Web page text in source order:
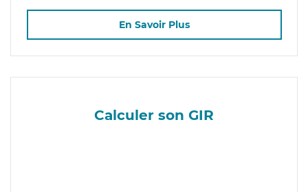
En Savoir Plus
Calculer son GIR